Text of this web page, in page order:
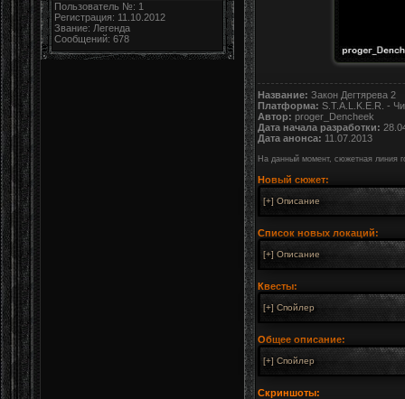
Пользователь №: 1
Регистрация: 11.10.2012
Звание: Легенда
Сообщений: 678
Название: Закон Дегтярева 2
Платформа: S.T.A.L.K.E.R. -
Автор: proger_Dencheek
Дата начала разработки:
Дата анонса: 11.07.2013
На данный момент, сюжетная линия
Новый сюжет:
Список новых локаций:
Квесты:
Общее описание:
Скриншоты: